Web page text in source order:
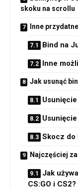
skoku na scrollu
Inne
Bind na
Inne
Jak usunąć
Skocz do
Najczęściej
Jak
CS:GO i CS2?